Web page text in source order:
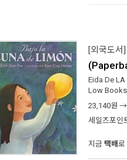
[외국도서]
Eida De LA
Low Books
23,140원 →
세일즈포인
지금 택배로